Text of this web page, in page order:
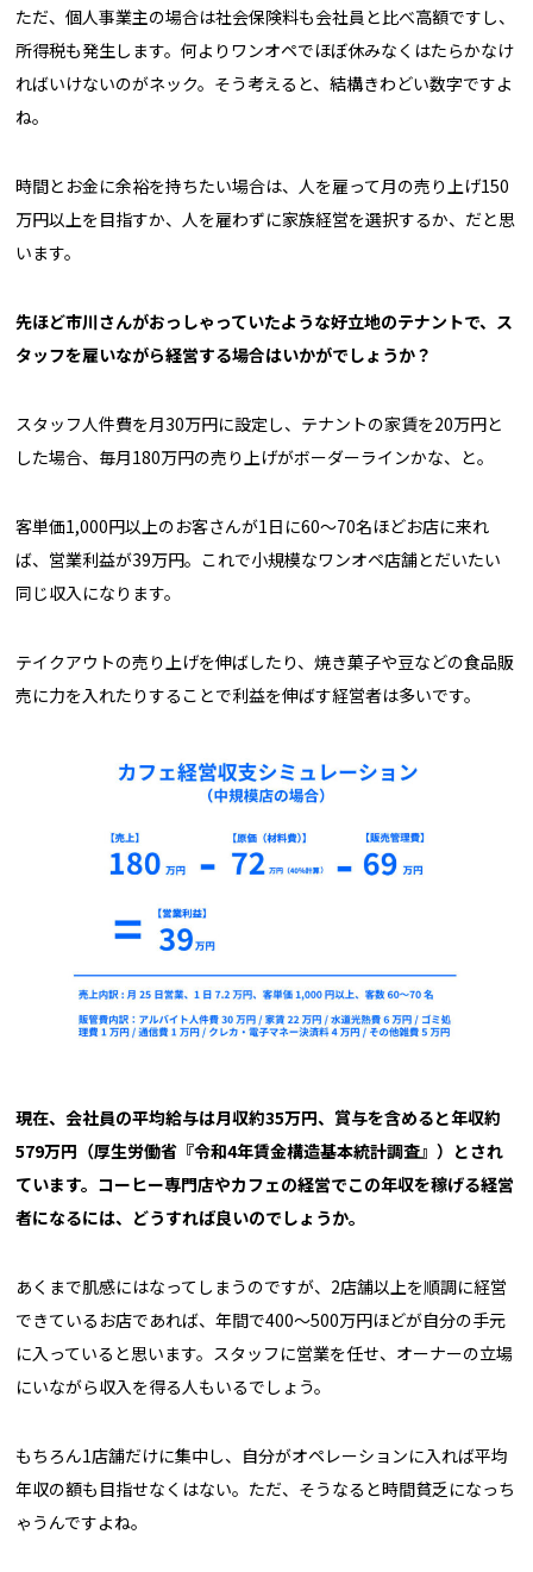
ただ、個人事業主の場合は社会保険料も会社員と比べ高額ですし、
所得税も発生します。何よりワンオペでほぼ休みなくはたらかなけ
ればいけないのがネック。そう考えると、結構きわどい数字ですよ
ね。
時間とお金に余裕を持ちたい場合は、人を雇って月の売り上げ150
万円以上を目指すか、人を雇わずに家族経営を選択するか、だと思
います。
――先ほど市川さんがおっしゃっていたような好立地のテナントで、ス
タッフを雇いながら経営する場合はいかがでしょうか？
スタッフ人件費を月30万円に設定し、テナントの家賃を20万円と
した場合、毎月180万円の売り上げがボーダーラインかな、と。
客単価1,000円以上のお客さんが1日に60〜70名ほどお店に来れ
ば、営業利益が39万円。これで小規模なワンオペ店舗とだいたい
同じ収入になります。
テイクアウトの売り上げを伸ばしたり、焼き菓子や豆などの食品販
売に力を入れたりすることで利益を伸ばす経営者は多いです。
――現在、会社員の平均給与は月収約35万円、賞与を含めると年収約
579万円（厚生労働省『令和4年賃金構造基本統計調査』）とされ
ています。コーヒー専門店やカフェの経営でこの年収を稼げる経営
者になるには、どうすれば良いのでしょうか。
あくまで肌感にはなってしまうのですが、2店舗以上を順調に経営
できているお店であれば、年間で400〜500万円ほどが自分の手元
に入っていると思います。スタッフに営業を任せ、オーナーの立場
にいながら収入を得る人もいるでしょう。
もちろん1店舗だけに集中し、自分がオペレーションに入れば平均
年収の額も目指せなくはない。ただ、そうなると時間貧乏になっち
ゃうんですよね。